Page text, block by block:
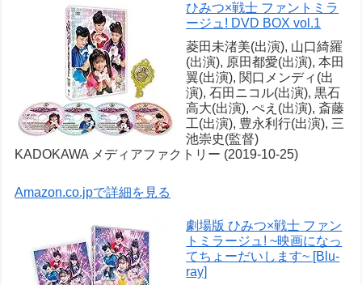
ひみつ×戦士 ファントミラ
ージュ! DVD BOX vol.1
菱田未渚美(出演), 山口綺羅
(出演), 原田都愛(出演), 本田
翼(出演), 関口メンディ(出
演), 石田ニコル(出演), 黒石
高大(出演), ぺえ(出演), 斎藤
工(出演), 豊永利行(出演), 三
池崇史(監督)
KADOKAWA メディアファクトリー (2019-10-25)
Amazon.co.jpで詳細を見る
劇場版 ひみつ×戦士 ファン
トミラージュ! ~映画になっ
てちょーだいします~ [Blu-
ray]